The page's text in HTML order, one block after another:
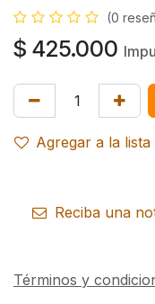
(0
$ 425.000
Agregar a la lista
Reciba una
Términos y